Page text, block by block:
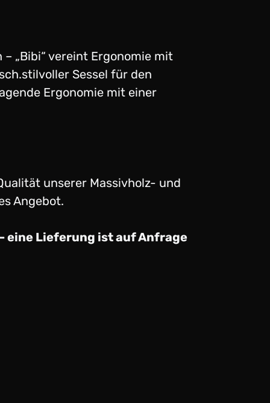
„Bibi“ vereint Ergonomie mit
Sessel für den
Ergonomie mit einer
unserer Massivholz- und
Angebot.
eine Lieferung ist auf Anfrage